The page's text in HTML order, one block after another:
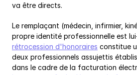
va être directs.
Le remplaçant (médecin, infirmier,
rétrocession d'honoraires constitue
deux professionnels assujettis